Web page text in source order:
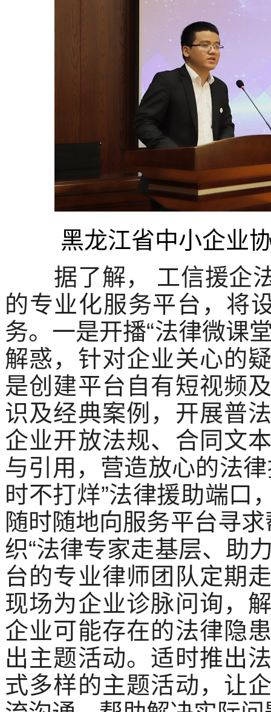
黑龙江省中小企业
据了解， 工信援企
的专业化服务平台，将
务。一是开播“法律微课
解惑，针对企业关心的
是创建平台自有短视频
识及经典案例，开展普
企业开放法规、合同文
与引用，营造放心的法
时不打烊”法律援助端口
随时随地向服务平台寻
织“法律专家走基层、助
台的专业律师团队定期
现场为企业诊脉问询，
企业可能存在的法律隐
出主题活动。适时推出
式多样的主题活动，让